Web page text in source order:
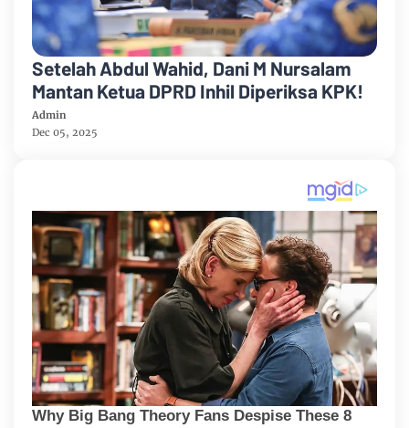
Setelah Abdul Wahid, Dani M Nursalam
Mantan Ketua DPRD Inhil Diperiksa KPK!
Admin
Dec 05, 2025